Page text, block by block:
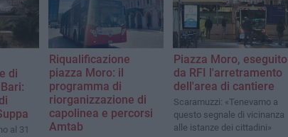
di
al 31
Riqualificazione
piazza Moro: il
programma di
riorganizzazione di
capolinea e percorsi
Amtab
Piazza Moro, eseguito
da RFI l'arretramento
dell'area di cantiere
Scaramuzzi: «Tenevamo a
questo segnale di vicinanza
alle istanze dei cittadini»